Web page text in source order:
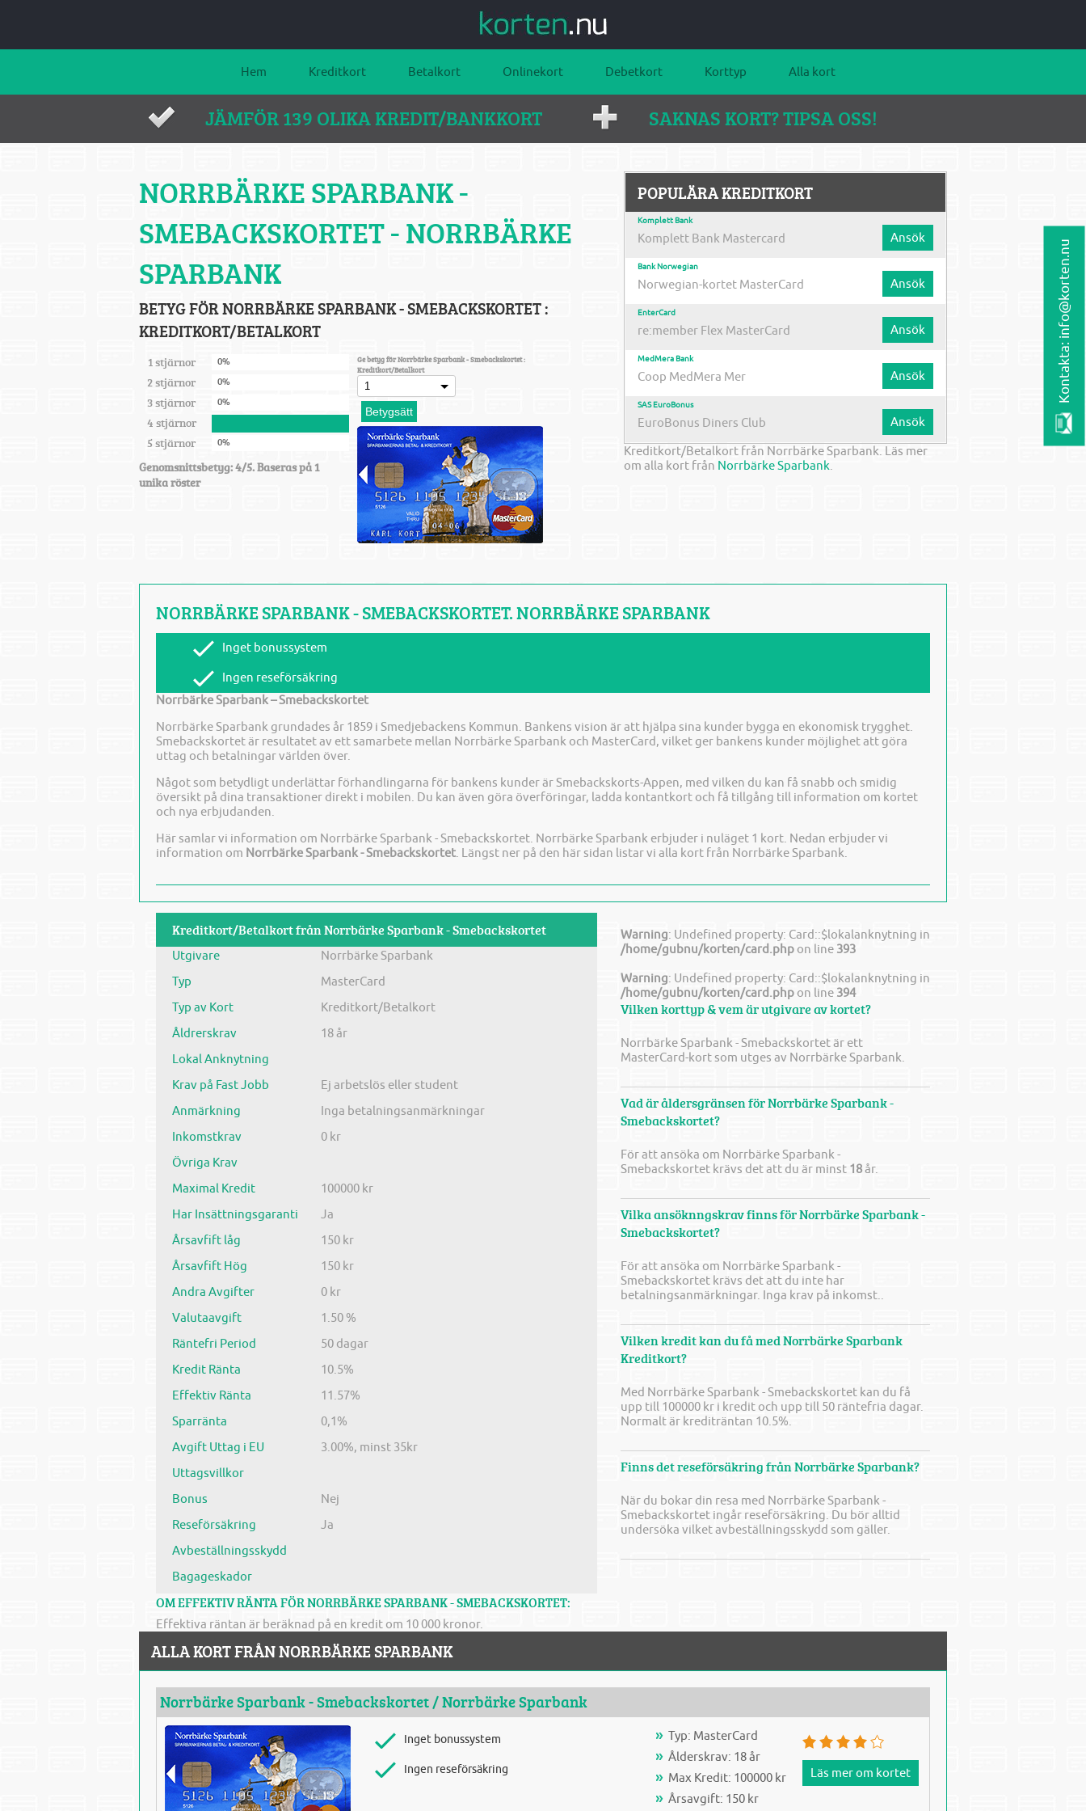
Hem Kreditkort Betalkort Onlinekort Debetkort Korttyp Alla kort
Kontakta: info@korten.nu
JÄMFÖR 139 OLIKA KREDIT/BANKKORT SAKNAS KORT? TIPSA OSS!
NORRBÄRKE SPARBANK -
SMEBACKSKORTET - NORRBÄRKE
SPARBANK
BETYG FÖR NORRBÄRKE SPARBANK - SMEBACKSKORTET :
KREDITKORT/BETALKORT
1 stjärnor 0%
2 stjärnor 0%
3 stjärnor 0%
4 stjärnor
100%
5 stjärnor 0%
Genomsnittsbetyg: 4/5. Baseras på 1
unika röster
Ge betyg för Norrbärke Sparbank - Smebackskortet :
Kreditkort/Betalkort
POPULÄRA KREDITKORT
Komplett Bank
Komplett Bank Mastercard Ansök
Bank Norwegian
Norwegian-kortet MasterCard Ansök
EnterCard
re:member Flex MasterCard Ansök
MedMera Bank
Coop MedMera Mer Ansök
SAS EuroBonus
EuroBonus Diners Club
Ansök
Kreditkort/Betalkort från Norrbärke Sparbank. Läs mer
om alla kort från Norrbärke Sparbank.
NORRBÄRKE SPARBANK - SMEBACKSKORTET. NORRBÄRKE SPARBANK
Inget bonussystem
Ingen reseförsäkring
Norrbärke Sparbank – Smebackskortet
Norrbärke Sparbank grundades år 1859 i Smedjebackens Kommun. Bankens vision är att hjälpa sina kunder bygga en ekonomisk trygghet.
Smebackskortet är resultatet av ett samarbete mellan Norrbärke Sparbank och MasterCard, vilket ger bankens kunder möjlighet att göra
uttag och betalningar världen över.
Något som betydligt underlättar förhandlingarna för bankens kunder är Smebackskorts-Appen, med vilken du kan få snabb och smidig
översikt på dina transaktioner direkt i mobilen. Du kan även göra överföringar, ladda kontantkort och få tillgång till information om kortet
och nya erbjudanden.
Här samlar vi information om Norrbärke Sparbank - Smebackskortet. Norrbärke Sparbank erbjuder i nuläget 1 kort. Nedan erbjuder vi
information om Norrbärke Sparbank - Smebackskortet. Längst ner på den här sidan listar vi alla kort från Norrbärke Sparbank.
Kreditkort/Betalkort från Norrbärke Sparbank - Smebackskortet
Utgivare
Norrbärke Sparbank
Typ
MasterCard
Typ av Kort
Kreditkort/Betalkort
Åldrerskrav
18 år
Lokal Anknytning
Krav på Fast Jobb
Ej arbetslös eller student
Anmärkning
Inga betalningsanmärkningar
Inkomstkrav
0 kr
Övriga Krav
Maximal Kredit
100000 kr
Har Insättningsgaranti
Ja
Årsavfift låg
150 kr
Årsavfift Hög
150 kr
Andra Avgifter
0 kr
Valutaavgift
1.50 %
Räntefri Period
50 dagar
Kredit Ränta
10.5%
Effektiv Ränta
11.57%
Sparränta
0,1%
Avgift Uttag i EU
3.00%, minst 35kr
Uttagsvillkor
Bonus
Nej
Reseförsäkring
Ja
Avbeställningsskydd
Bagageskador
OM EFFEKTIV RÄNTA FÖR NORRBÄRKE SPARBANK - SMEBACKSKORTET:
Effektiva räntan är beräknad på en kredit om 10 000 kronor.
Warning: Undefined property: Card::$lokalanknytning in
/home/gubnu/korten/card.phpon line 393
Warning: Undefined property: Card::$lokalanknytning in
/home/gubnu/korten/card.phpon line 394
Vilken korttyp & vem är utgivare av kortet?
Norrbärke Sparbank - Smebackskortet är ett
MasterCard-kort som utges av Norrbärke Sparbank.
Vad är åldersgränsen för Norrbärke Sparbank -
Smebackskortet?
För att ansöka om Norrbärke Sparbank -
Smebackskortet krävs det att du är minst 18år.
Vilka ansöknngskrav finns för Norrbärke Sparbank -
Smebackskortet?
För att ansöka om Norrbärke Sparbank -
Smebackskortet krävs det att du inte har
betalningsanmärkningar. Inga krav på inkomst..
Vilken kredit kan du få med Norrbärke Sparbank
Kreditkort?
Med Norrbärke Sparbank - Smebackskortet kan du få
upp till 100000 kr i kredit och upp till 50 räntefria dagar.
Normalt är krediträntan 10.5%.
Finns det reseförsäkring från Norrbärke Sparbank?
När du bokar din resa med Norrbärke Sparbank -
Smebackskortet ingår reseförsäkring. Du bör alltid
undersöka vilket avbeställningsskydd som gäller.
ALLA KORT FRÅN NORRBÄRKE SPARBANK
Norrbärke Sparbank - Smebackskortet/Norrbärke Sparbank
Inget bonussystem
Ingen reseförsäkring
Typ: MasterCard
Ålderskrav: 18 år
Max Kredit: 100000 kr
Årsavgift: 150 kr
Läs mer om kortet